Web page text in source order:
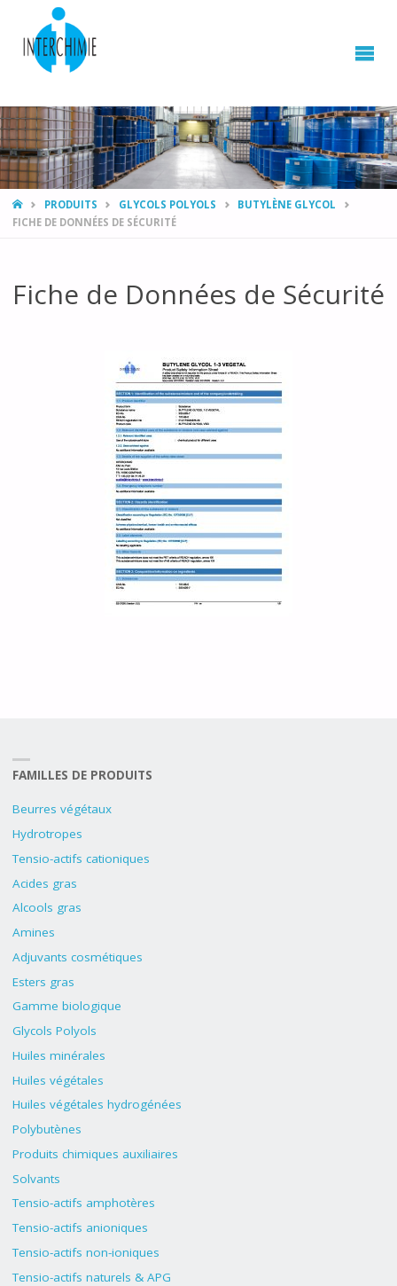
HOMEPRODUITS GLYCOLS POLYOLS
BUTYLÈNE GLYCOL
FICHE DE DONNÉES DE SÉCURITÉ
Fiche de Données de Sécurité
FAMILLES DE PRODUITS
Beurres végétaux
Hydrotropes
Tensio-actifs cationiques
Acides gras
Alcools gras
Amines
Adjuvants cosmétiques
Esters gras
Gamme biologique
Glycols Polyols
Huiles minérales
Huiles végétales
Huiles végétales hydrogénées
Polybutènes
Produits chimiques auxiliaires
Solvants
Tensio-actifs amphotères
Tensio-actifs anioniques
Tensio-actifs non-ioniques
Tensio-actifs naturels & APG